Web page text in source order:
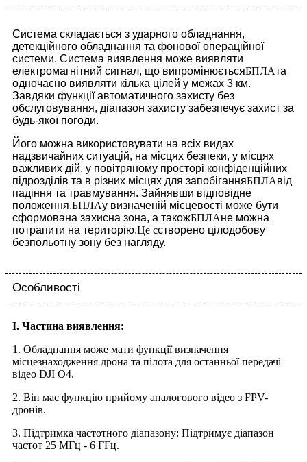
Система складається з ударного обладнання,
детекційного обладнання та фонової операційної
системи. Система виявлення може виявляти
електромагнітний сигнал, що випромінюєтьсяБПЛАта
одночасно виявляти кілька цілей у межах 3 км.
Завдяки функції автоматичного захисту без
обслуговування, діапазон захисту забезпечує захист за
будь-якої погоди.
Його можна використовувати на всіх видах
надзвичайних ситуацій, на місцях безпеки, у місцях
важливих дій, у повітряному просторі конфіденційних
підрозділів та в різних місцях для запобіганняБПЛАвід
падіння та травмування. Зайнявши відповідне
положення,БПЛАу визначеній місцевості може бути
сформована захисна зона, а такожБПЛАне можна
потрапити на територію.Це сстворено цілодобову
безпольотну зону без нагляду.
Особливості
I. Частина виявлення:
1. Обладнання може мати функції визначення
місцезнаходження дрона та пілота для останньої передачі
відео DJI O4.
2. Він має функцію прийому аналогового відео з FPV-
дронів.
3. Підтримка частотного діапазону: Підтримує діапазон
частот 25 МГц - 6 ГГц.